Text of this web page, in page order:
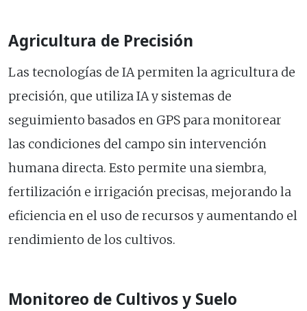
Agricultura de Precisión
Las tecnologías de IA permiten la agricultura de
precisión, que utiliza IA y sistemas de
seguimiento basados en GPS para monitorear
las condiciones del campo sin intervención
humana directa. Esto permite una siembra,
fertilización e irrigación precisas, mejorando la
eficiencia en el uso de recursos y aumentando el
rendimiento de los cultivos.
Monitoreo de Cultivos y Suelo